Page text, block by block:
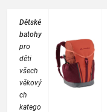
Dětské
batohy
pro
děti
všech
věkový
ch
katego